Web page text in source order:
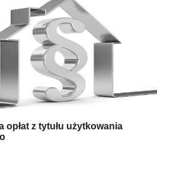
opłat z tytułu użytkowania